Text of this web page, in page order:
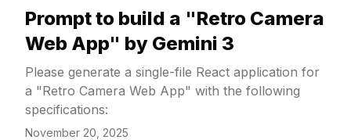
Prompt to build a "Retro Camera
Web App" by Gemini 3
Please generate a single-file React application for
a "Retro Camera Web App" with the following
specifications:
November 20, 2025
View Article